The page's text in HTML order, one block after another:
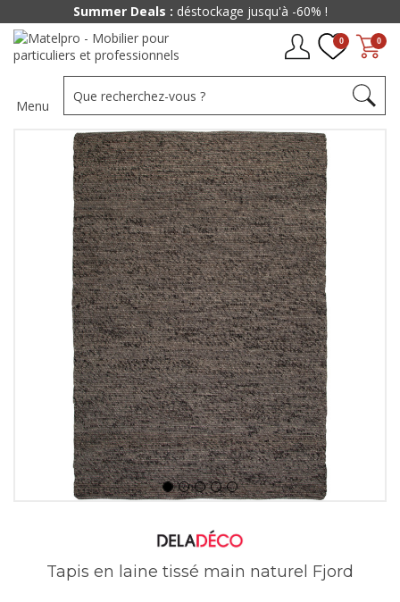
0
0
Menu
Tapis en laine tissé main naturel Fjord
Summer Deals : déstockage jusqu'à -60% !